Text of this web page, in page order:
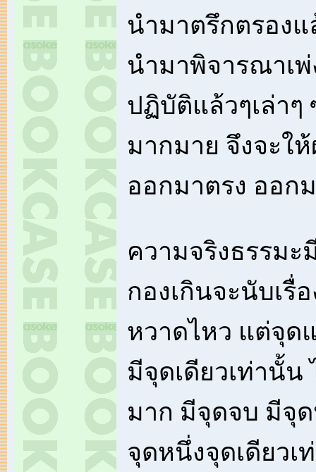
นำมาตรึกตรอง
นำมาพิจารณาเ
ปฏิบัติแล้วๆเล่าๆ
มากมาย จึงจะใ
ออกมาตรง ออก
ความจริงธรรมะ
กองเกินจะนับเรื่
หวาดไหว แต่จุด
มีจุดเดียวเท่านั้น
มาก มีจุดจบ มีจุ
จุดหนึ่งจุดเดียวเ